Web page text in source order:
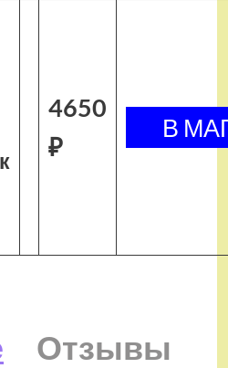
4650
₽
Отзывы